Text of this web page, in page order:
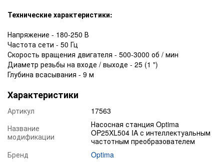
Технические характеристики:
Напряжение - 180-250 В
Частота сети - 50 Гц
Скорость вращения двигателя - 500-3000 об / мин
Диаметр резьбы на входе / выходе - 25 (1 ")
Глубина всасывания - 9 м
Характеристики
Артикул
17563
Название
модификации
Насосная станция Optima
OP25XL504 IA с интеллектуальным
частотным преобразователем
Бренд
Optima